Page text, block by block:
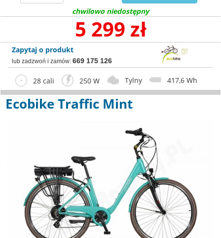
chwilowo niedostępny
5 299 zł
Zapytaj o produkt
lub zadzwoń i zamów: 669 175 126
28 cali 250 W Tylny 417,6 Wh
Ecobike Traffic Mint